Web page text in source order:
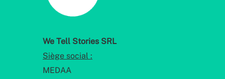
We Tell Stories SRL
Siège social :
MEDAA